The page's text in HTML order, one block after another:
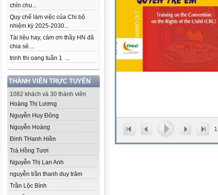
chỉn chu...
Quy chế làm việc của Chi bộ
nhiệm kỳ 2025-2030...
Tài liệu hay, cảm ơn thầy HN đã
chia sẻ....
trinh thi oang tuần 1 ...
THÀNH VIÊN TRỰC TUYẾN
1082 khách và 30 thành viên
Hoàng Thị Lương
Nguyễn Huy Đông
Nguyễn Hoàng
Đinh THanh Hiền
Trà Hồng Tươi
Nguyễn Thị Lan Anh
nguyễn trần thanh duy trâm
Trần Lộc Bình
1